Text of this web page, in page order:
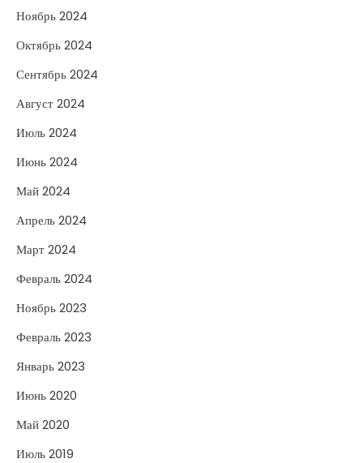
Ноябрь 2024
Октябрь 2024
Сентябрь 2024
Август 2024
Июль 2024
Июнь 2024
Май 2024
Апрель 2024
Март 2024
Февраль 2024
Ноябрь 2023
Февраль 2023
Январь 2023
Июнь 2020
Май 2020
Июль 2019